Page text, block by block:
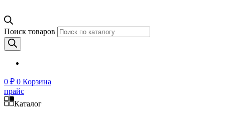
Поиск товаров
0 ₽ 0 Корзина
прайс
Каталог